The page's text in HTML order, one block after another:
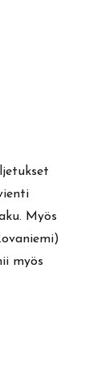
Myös
myös